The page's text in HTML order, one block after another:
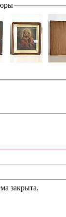
закрыта.